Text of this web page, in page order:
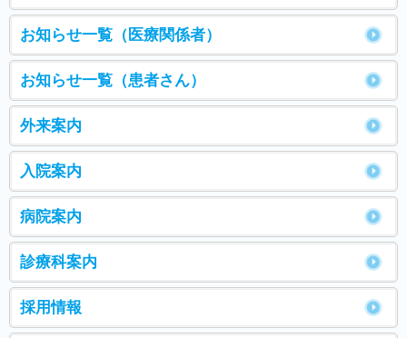
お知らせ一覧（医療関係者）
お知らせ一覧（患者さん）
外来案内
入院案内
病院案内
診療科案内
採用情報